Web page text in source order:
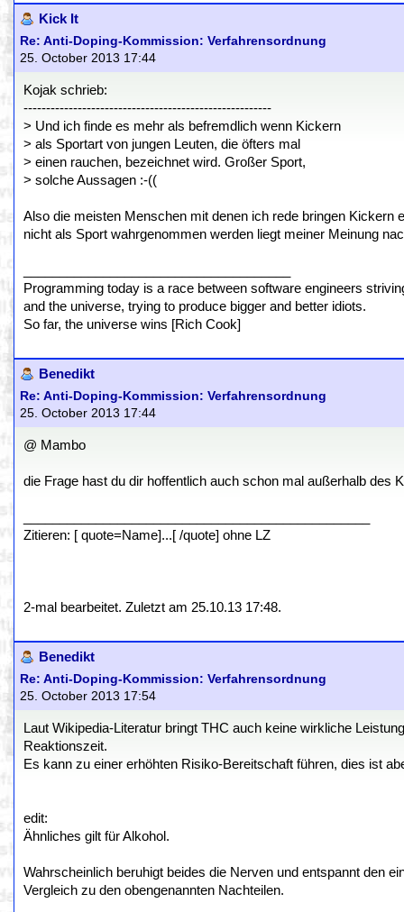
Kick It
Re: Anti-Doping-Kommission: Verfahrensordnung
25. October 2013 17:44
Kojak schrieb:
-------------------------------------------------------
> Und ich finde es mehr als befremdlich wenn Kickern
> als Sportart von jungen Leuten, die öfters mal
> einen rauchen, bezeichnet wird. Großer Sport,
> solche Aussagen :-((
Also die meisten Menschen mit denen ich rede bringen Kickern
nicht als Sport wahrgenommen werden liegt meiner Meinung
Programming today is a race between software engineers
and the universe, trying to produce bigger and better idiots.
So far, the universe wins [Rich Cook]
Benedikt
Re: Anti-Doping-Kommission: Verfahrensordnung
25. October 2013 17:44
@ Mambo
die Frage hast du dir hoffentlich auch schon mal außerhalb des
Zitieren: [ quote=Name]...[ /quote] ohne LZ
2-mal bearbeitet. Zuletzt am 25.10.13 17:48.
Benedikt
Re: Anti-Doping-Kommission: Verfahrensordnung
25. October 2013 17:54
Laut Wikipedia-Literatur bringt THC auch keine wirkliche
Reaktionszeit.
Es kann zu einer erhöhten Risiko-Bereitschaft führen, dies ist
edit:
Ähnliches gilt für Alkohol.
Wahrscheinlich beruhigt beides die Nerven und entspannt den
Vergleich zu den obengenannten Nachteilen.